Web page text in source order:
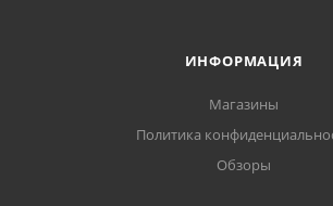
ИНФОРМАЦИЯ
Магазины
Политика
Обзоры